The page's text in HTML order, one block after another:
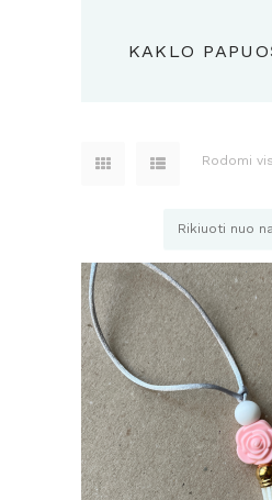
KAKLO
Rodomi